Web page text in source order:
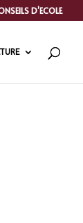
D’ECOLE